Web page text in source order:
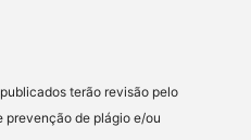
terão revisão pelo
prevenção de plágio e/ou